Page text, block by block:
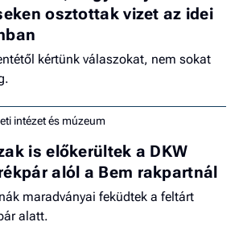
osztottak vizet az idei
kértünk válaszokat, nem sokat
intézet és múzeum
is előkerültek a DKW
alól a Bem rakpartnál
maradványai feküdtek a feltárt
alatt.